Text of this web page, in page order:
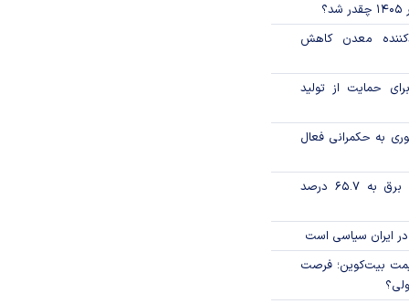
معدن کاهش
حمایت از تولید
به حکمرانی فعال
تورم فصلی بخش برق به ۶۵.۷ درصد
ایران سیاسی است
قیمت بیت‌کوین؛ فرصت